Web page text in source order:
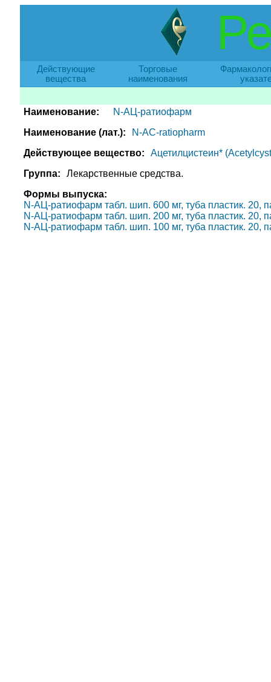
Действующие
вещества
Торговые
наименования
Наименование:
N-АЦ-ратиофарм
Наименование (лат.):
N-AC-ratiopharm
Действующее вещество:
Ацетилцистеин*
Группа:
Лекарственные средства.
Формы выпуска:
N-АЦ-ратиофарм табл. шип. 600 мг, туба пластик. 20,
N-АЦ-ратиофарм табл. шип. 200 мг, туба пластик. 20,
N-АЦ-ратиофарм табл. шип. 100 мг, туба пластик. 20,